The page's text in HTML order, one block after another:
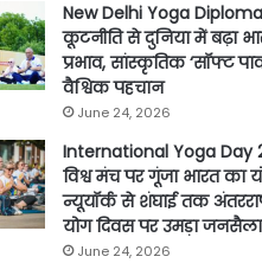
New Delhi Yoga
कूटनीति से दुनिया में बढ़ा
प्रभाव, सांस्कृतिक ‘सॉफ्ट
वैश्विक पहचान
June 24, 2026
International Yoga Day
विश्व मंच पर गूंजा भारत का
न्यूयॉर्क से शंघाई तक
योग दिवस पर उमड़ा
June 24, 2026